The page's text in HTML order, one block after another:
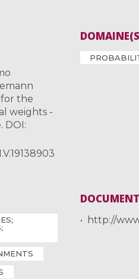
the
weights -
DOI:
http://